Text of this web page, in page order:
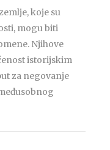
koje su
mogu biti
Njihove
istorijskim
za negovanje